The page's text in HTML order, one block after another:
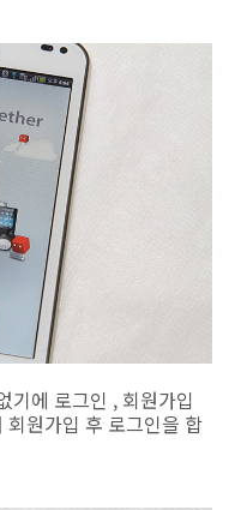
기에 로그인 , 회원가입
원가입 후 로그인을 합